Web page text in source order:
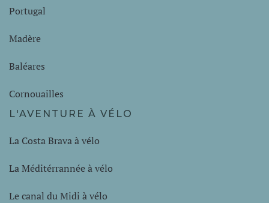
Portugal
Madère
Baléares
Cornouailles
L'AVENTURE À VÉLO
La Costa Brava à vélo
La Méditérrannée à vélo
Le canal du Midi à vélo